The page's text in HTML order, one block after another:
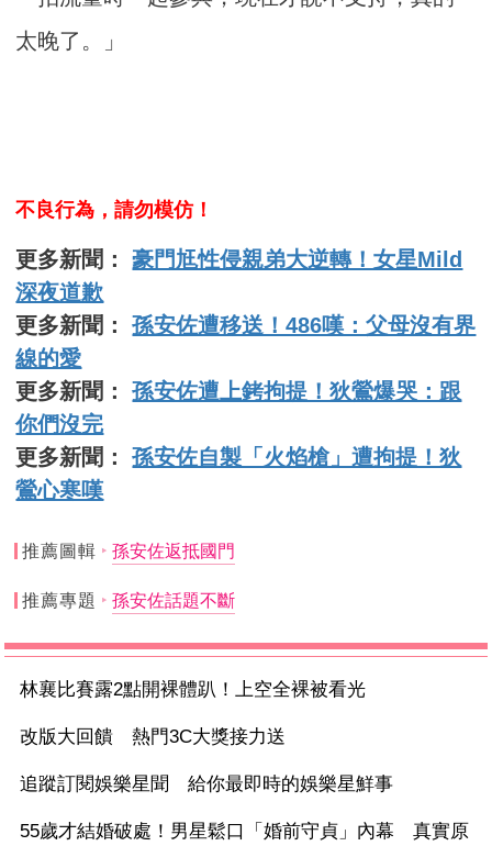
太晚了。」
不良行為，請勿模仿！
更多新聞：豪門尪性侵親弟大逆轉！女星Mild
深夜道歉
更多新聞：孫安佐遭移送！486嘆：父母沒有界
線的愛
更多新聞：孫安佐遭上銬拘提！狄鶯爆哭：跟
你們沒完
更多新聞：孫安佐自製「火焰槍」遭拘提！狄
鶯心寒嘆
推薦圖輯 孫安佐返抵國門
推薦專題 孫安佐話題不斷
林襄比賽露2點開裸體趴！上空全裸被看光
改版大回饋 熱門3C大獎接力送
追蹤訂閱娛樂星聞 給你最即時的娛樂星鮮事
55歲才結婚破處！男星鬆口「婚前守貞」內幕 真實原